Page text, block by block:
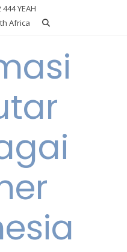
YEAH
Africa